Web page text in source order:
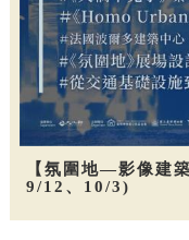
【氛圍地—影像建
9/12、10/3)